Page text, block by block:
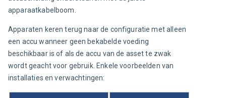
apparaatkabelboom.
Apparaten keren terug naar de configuratie met alleen
een accu wanneer geen bekabelde voeding
beschikbaar is of als de accu van de asset te zwak
wordt geacht voor gebruik. Enkele voorbeelden van
installaties en verwachtingen: